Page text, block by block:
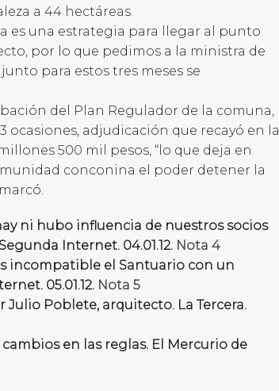
a 44 hectáreas.
es una estrategia para llegar al punto
por lo que pedimos a la ministra de
para estos tres meses se
del Plan Regulador de la comuna,
ocasiones, adjudicación que recayó en la
500 mil pesos, “lo que deja en
conconina el poder detener la
ni hubo influencia de nuestros socios
Internet. 04.01.12. Nota 4
incompatible el Santuario con un
05.01.12. Nota 5
Poblete, arquitecto. La Tercera.
en las reglas. El Mercurio de